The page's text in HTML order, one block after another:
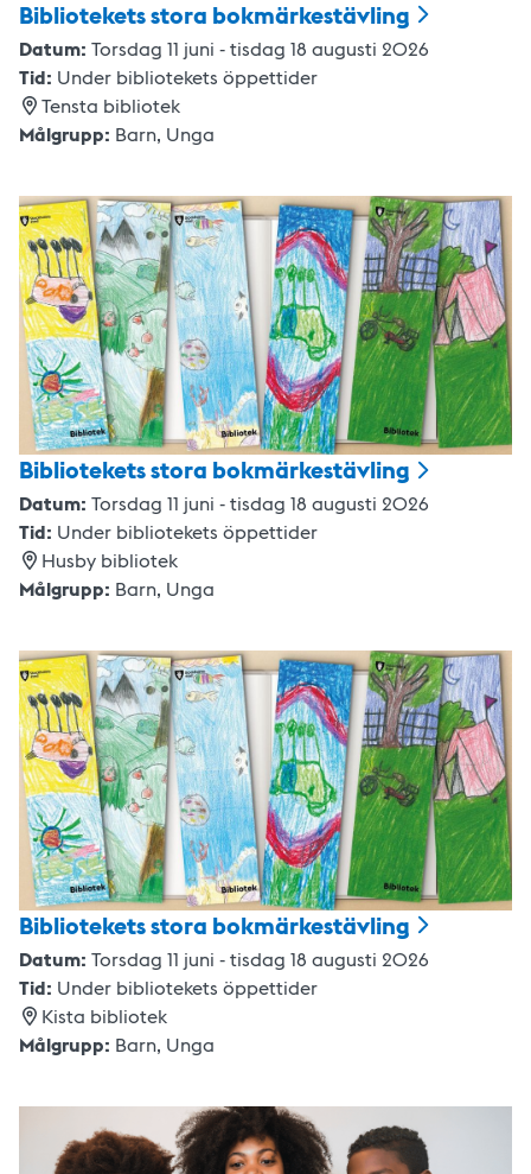
Bibliotekets stora bokmärkestävling
Datum: Torsdag 11 juni - tisdag 18 augusti 2026
Tid: Under bibliotekets öppettider
Tensta bibliotek
Målgrupp: Barn, Unga
Bibliotekets stora bokmärkestävling
Datum: Torsdag 11 juni - tisdag 18 augusti 2026
Tid: Under bibliotekets öppettider
Husby bibliotek
Målgrupp: Barn, Unga
Bibliotekets stora bokmärkestävling
Datum: Torsdag 11 juni - tisdag 18 augusti 2026
Tid: Under bibliotekets öppettider
Kista bibliotek
Målgrupp: Barn, Unga